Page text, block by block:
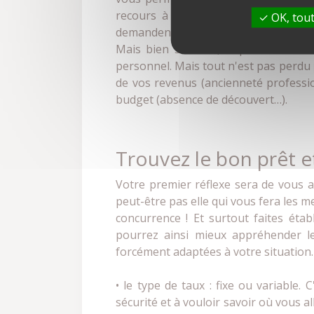
recours à l'emprunt, sera
demandent qu'au moins 10 % de
Mais bien souvent, le primo-
personnel. Mais tout n'est pas
de vos revenus (ancienneté
budget (absence de découvert…).
Trouvez le bon prêt
Votre premier réflexe sera de vous
peut-être pas elle qui vous fera les
concurrence ! Et surtout faites
pourrez ainsi mieux appréhender
forcément adaptées à votre
• le type de taux : fixe ou variable.
sécurité et à vouloir savoir où vous
OK,